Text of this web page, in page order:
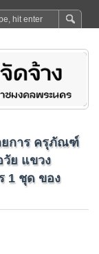
การ ครุภัณฑ์
วัย แขวง
1 ชุด ของ